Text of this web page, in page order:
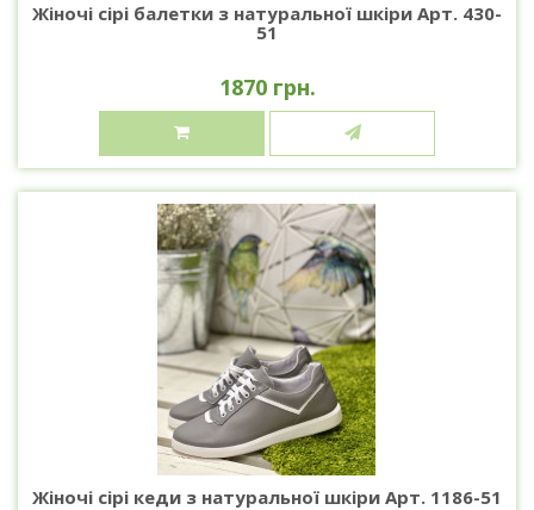
Жіночі сірі балетки з натуральної шкіри Арт. 430-
51
1870 грн.
Жіночі сірі кеди з натуральної шкіри Арт. 1186-51